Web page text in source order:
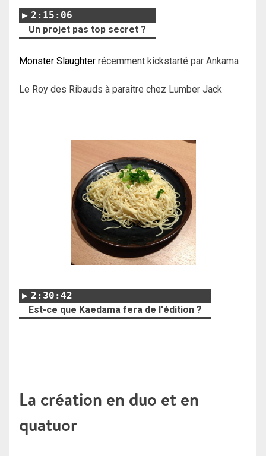
2:15:06
Un projet pas top secret ?
Monster Slaughter récemment kickstarté par Ankama
Le Roy des Ribauds à paraitre chez Lumber Jack
2:30:42
Est-ce que Kaedama fera de l'édition ?
La création en duo et en
quatuor